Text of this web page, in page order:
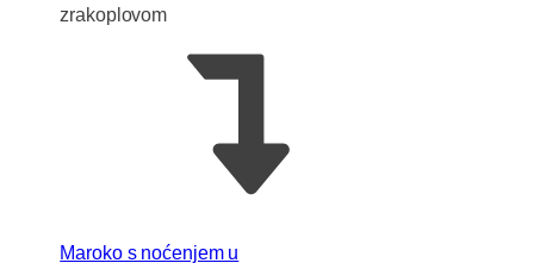
zrakoplovom
Maroko s noćenjem u